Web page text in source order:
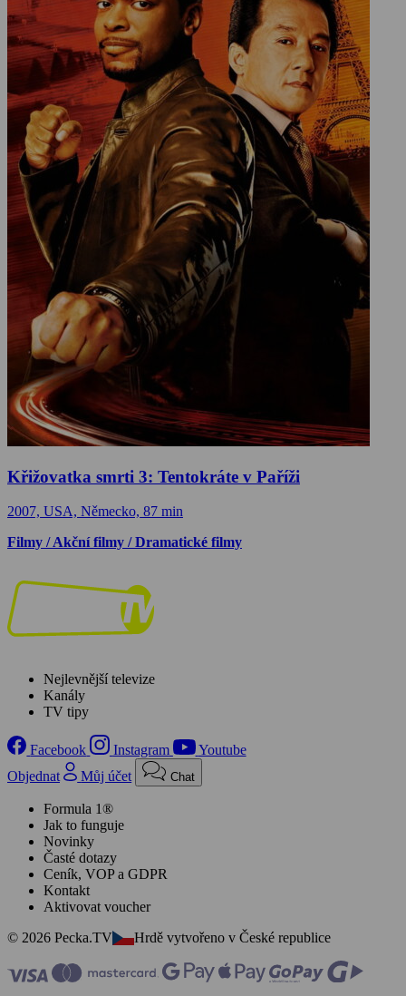
Křižovatka smrti 3: Tentokráte v Paříži
2007, USA, Německo, 87 min
Filmy / Akční filmy / Dramatické filmy
Nejlevnější televize
Kanály
TV tipy
Facebook Instagram
Youtube
Objednat
Můj účet Chat
Formula 1®
Jak to funguje
Novinky
Časté dotazy
Ceník, VOP a GDPR
Kontakt
Aktivovat voucher
© 2026 Pecka.TV
Hrdě vytvořeno v České republice